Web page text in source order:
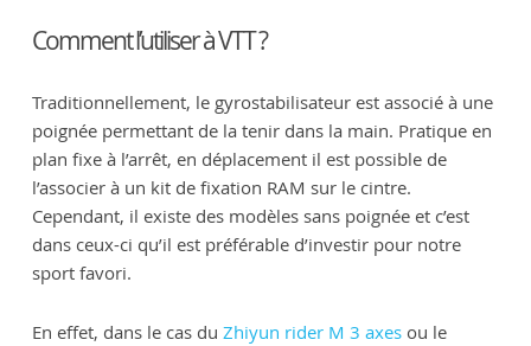
Comment l’utiliser à VTT ?
Traditionnellement, le gyrostabilisateur est associé à une
poignée permettant de la tenir dans la main. Pratique en
plan fixe à l’arrêt, en déplacement il est possible de
l’associer à un kit de fixation RAM sur le cintre.
Cependant, il existe des modèles sans poignée et c’est
dans ceux-ci qu’il est préférable d’investir pour notre
sport favori.
En effet, dans le cas du Zhiyun rider M 3 axesou le